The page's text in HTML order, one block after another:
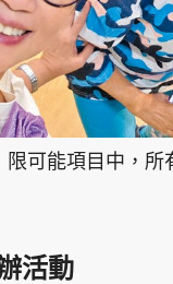
可能項目中，
活動